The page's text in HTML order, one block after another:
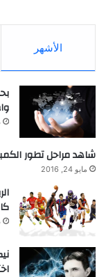
الأشهر
شاهد مراحل تطور
مايو 24, 2016